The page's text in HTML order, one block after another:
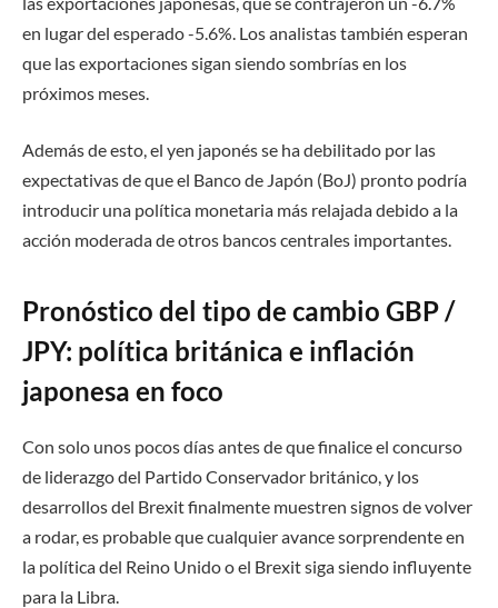
en lugar del esperado -5.6%. Los analistas también esperan
que las exportaciones sigan siendo sombrías en los
próximos meses.
Además de esto, el yen japonés se ha debilitado por las
expectativas de que el Banco de Japón (BoJ) pronto podría
introducir una política monetaria más relajada debido a la
acción moderada de otros bancos centrales importantes.
Pronóstico del tipo de cambio GBP /
JPY: política británica e inflación
japonesa en foco
Con solo unos pocos días antes de que finalice el concurso
de liderazgo del Partido Conservador británico, y los
desarrollos del Brexit finalmente muestren signos de volver
a rodar, es probable que cualquier avance sorprendente en
la política del Reino Unido o el Brexit siga siendo influyente
para la Libra.